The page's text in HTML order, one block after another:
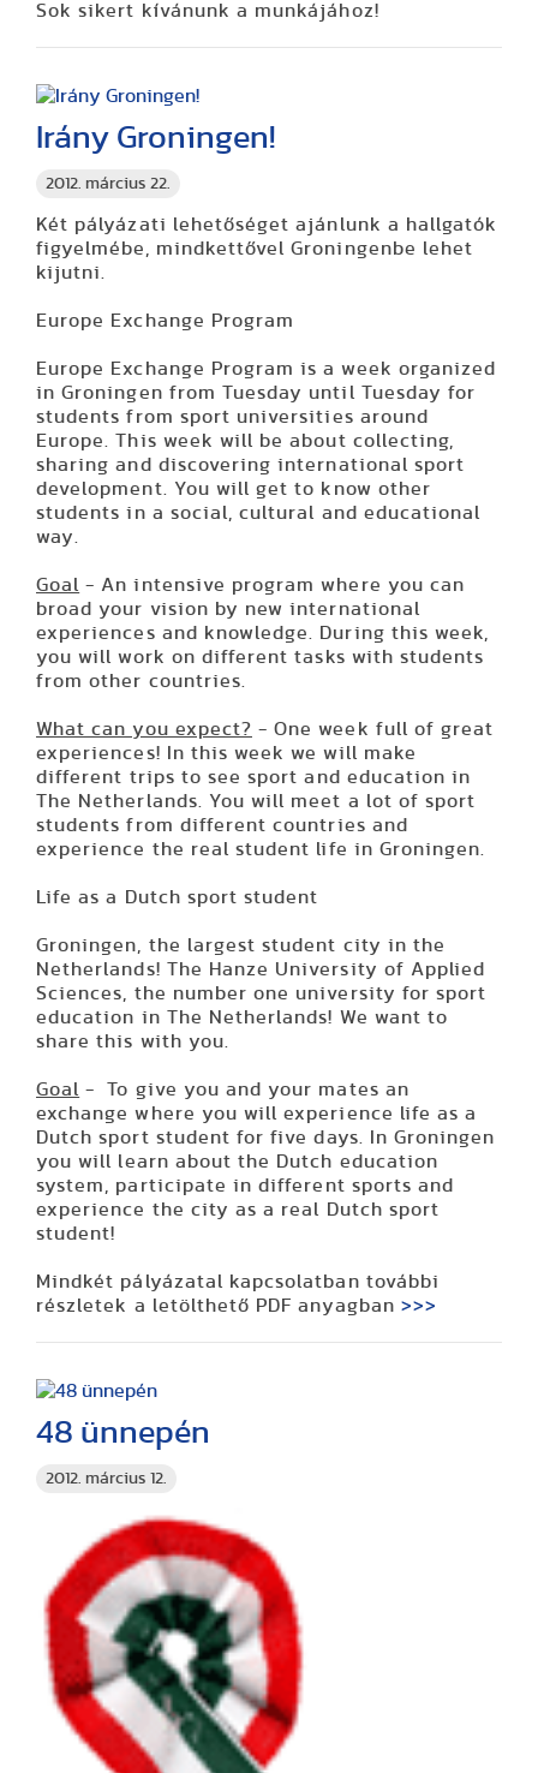
Sok sikert kívánunk a munkájához!
2012. március 22.
Irány Groningen!
Két pályázati lehetőséget ajánlunk a hallgatók
figyelmébe, mindkettővel Groningenbe lehet
kijutni.
Europe Exchange Program
Europe Exchange Program is a week organized
in Groningen from Tuesday until Tuesday for
students from sport universities around
Europe. This week will be about collecting,
sharing and discovering international sport
development. You will get to know other
students in a social, cultural and educational
way.
Goal
- An intensive program where you can
broad your vision by new international
experiences and knowledge. During this week,
you will work on different tasks with students
from other countries.
What can you expect? - One week full of great
experiences! In this week we will make
different trips to see sport and education in
The Netherlands. You will meet a lot of sport
students from different countries and
experience the real student life in Groningen.
Life as a Dutch sport student
Groningen, the largest student city in the
Netherlands! The Hanze University of Applied
Sciences, the number one university for sport
education in The Netherlands! We want to
share this with you.
Goal
- To give you and your mates an
exchange where you will experience life as a
Dutch sport student for five days. In Groningen
you will learn about the Dutch education
system, participate in different sports and
experience the city as a real Dutch sport
student!
Mindkét pályázatal kapcsolatban további
részletek a letölthető PDF anyagban >>>
2012. március 12.
48 ünnepén